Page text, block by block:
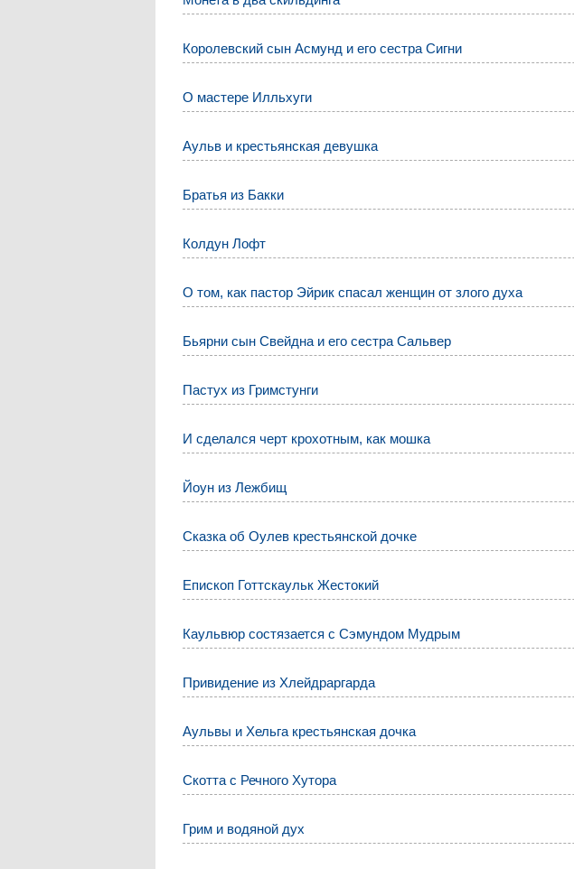
Королевский сын Асмунд и его сестра Сигни
О мастере Илльхуги
Аульв и крестьянская девушка
Братья из Бакки
Колдун Лофт
О том, как пастор Эйрик спасал женщин от злого духа
Бьярни сын Свейдна и его сестра Сальвер
Пастух из Гримстунги
И сделался черт крохотным, как мошка
Йоун из Лежбищ
Сказка об Оулев крестьянской дочке
Епископ Готтскаульк Жестокий
Каульвюр состязается с Сэмундом Мудрым
Привидение из Хлейдраргарда
Аульвы и Хельга крестьянская дочка
Скотта с Речного Хутора
Грим и водяной дух